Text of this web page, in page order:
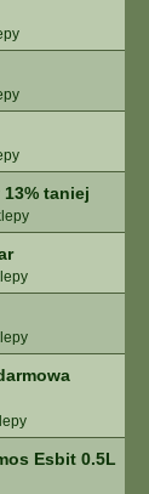
taniej
Esbit 0.5L